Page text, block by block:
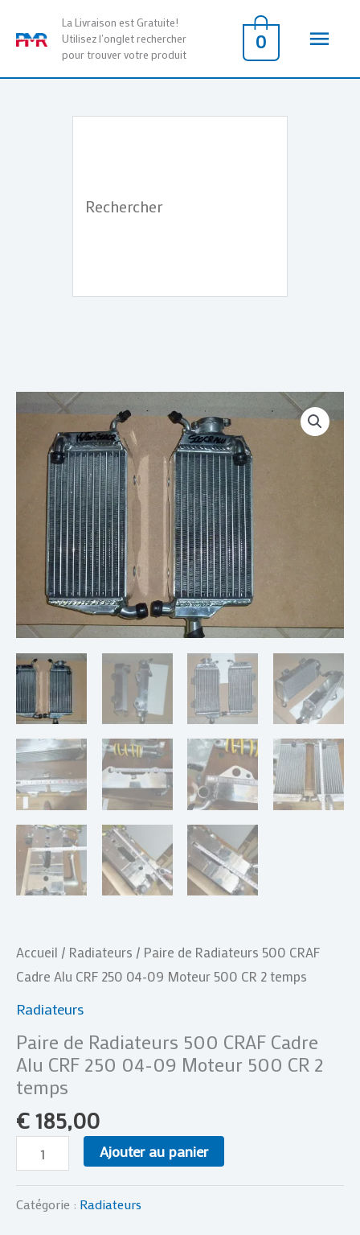
La Livraison est Gratuite!
Utilisez l'onglet rechercher
pour trouver votre produit
0
Accueil / Radiateurs / Paire de Radiateurs 500 CRAF
Cadre Alu CRF 250 04-09 Moteur 500 CR 2 temps
Radiateurs
Paire de Radiateurs 500 CRAF Cadre
Alu CRF 250 04-09 Moteur 500 CR 2
temps
€185,00
quantité
Radiateurs
CRAF
Cadre
CRF
04-
09
Moteur
500
CR
2
temps
Ajouter au panier
Catégorie : Radiateurs